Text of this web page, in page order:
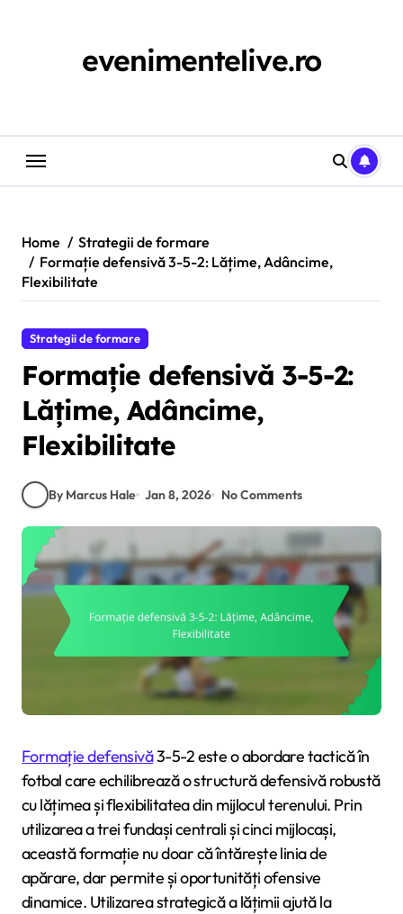
evenimentelive.ro
Home
Strategii de formare
Formație defensivă 3-5-2: Lățime, Adâncime,
Flexibilitate
Strategii de formare
Formație defensivă 3-5-2:
Lățime, Adâncime,
Flexibilitate
By Marcus Hale Jan 8, 2026 No Comments
Formație defensivă3-5-2 este o abordare tactică în
fotbal care echilibrează o structură defensivă robustă
cu lățimea și flexibilitatea din mijlocul terenului. Prin
utilizarea a trei fundași centrali și cinci mijlocași,
această formație nu doar că întărește linia de
apărare, dar permite și oportunități ofensive
dinamice. Utilizarea strategică a lățimii ajută la